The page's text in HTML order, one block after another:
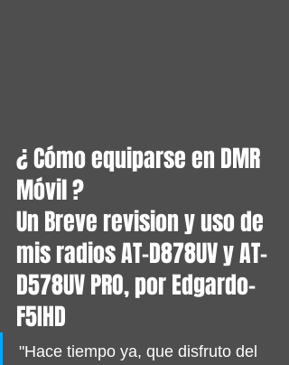
¿ Cómo equiparse en DMR
Móvil ?
Un Breve revision y uso de
mis radios AT-D878UV y AT-
D578UV PRO, por Edgardo-
F5IHD
"Hace tiempo ya, que disfruto del